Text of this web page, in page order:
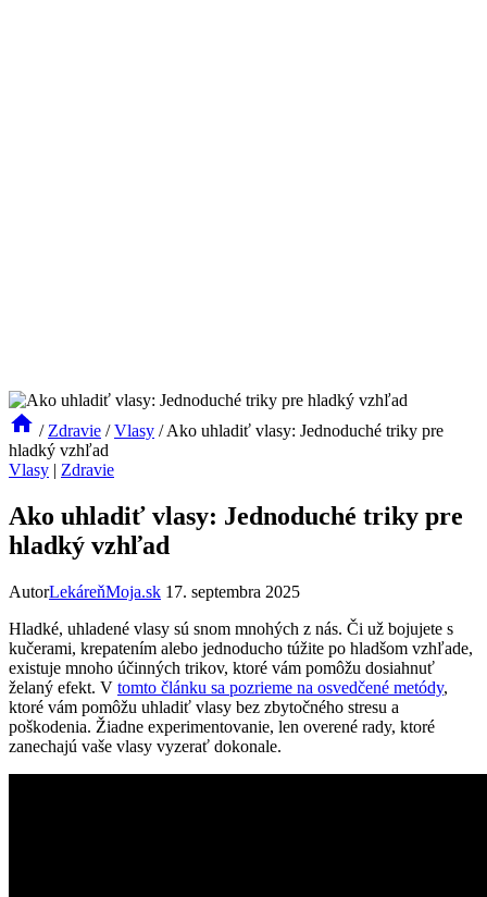
/ Zdravie / Vlasy / Ako uhladiť vlasy: Jednoduché triky pre
hladký vzhľad
Vlasy | Zdravie
Ako uhladiť vlasy: Jednoduché triky pre
hladký vzhľad
AutorLekáreňMoja.sk 17. septembra 2025
Hladké, uhladené vlasy sú snom mnohých z nás. Či už bojujete s
kučerami, krepatením alebo jednoducho túžite po hladšom vzhľade,
existuje mnoho účinných trikov, ktoré vám pomôžu dosiahnuť
želaný efekt. V tomto článku sa pozrieme na osvedčené metódy,
ktoré vám pomôžu uhladiť vlasy bez zbytočného stresu a
poškodenia. Žiadne experimentovanie, len overené rady, ktoré
zanechajú vaše vlasy vyzerať dokonale.